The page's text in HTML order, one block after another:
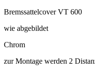
Bremssattelcover VT 600
wie abgebildet
Chrom
zur Montage werden 2